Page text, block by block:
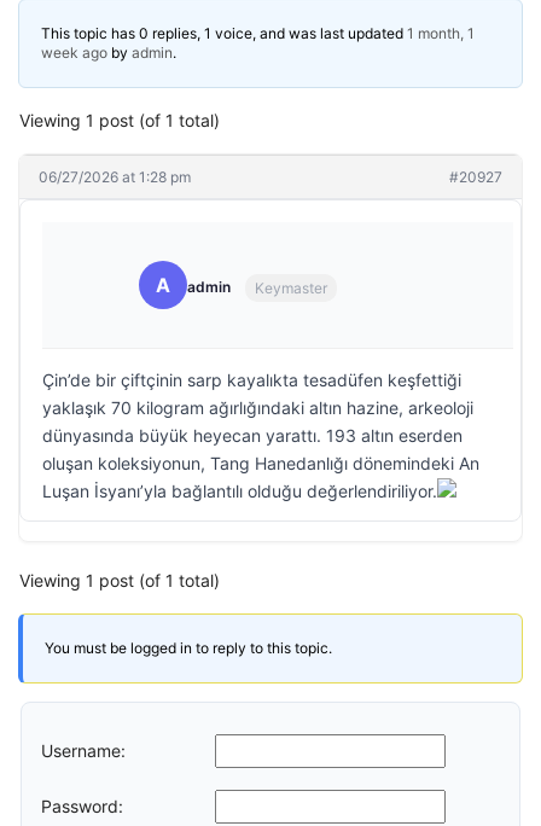
This topic has 0 replies, 1 voice, and was last updated 1 month, 1
week ago by admin.
Viewing 1 post (of 1 total)
06/27/2026 at 1:28 pm #20927
A admin Keymaster
Çin’de bir çiftçinin sarp kayalıkta tesadüfen keşfettiği
yaklaşık 70 kilogram ağırlığındaki altın hazine, arkeoloji
dünyasında büyük heyecan yarattı. 193 altın eserden
oluşan koleksiyonun, Tang Hanedanlığı dönemindeki An
Luşan İsyanı’yla bağlantılı olduğu değerlendiriliyor.
Viewing 1 post (of 1 total)
You must be logged in to reply to this topic.
Username:
Password: